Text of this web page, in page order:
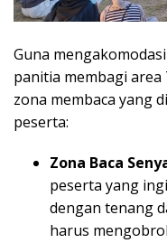
Guna
panitia membagi
zona membaca yang
peserta:
Zona Baca
peserta yang
dengan tenang
harus